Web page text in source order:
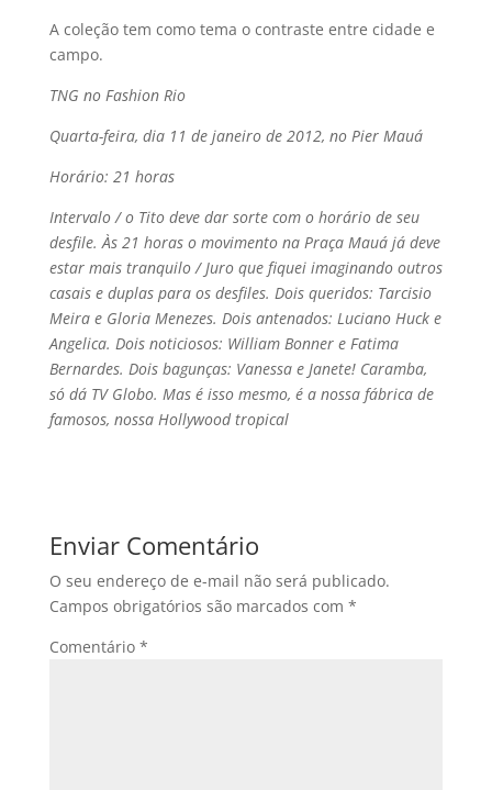
A coleção tem como tema o contraste entre cidade e
campo.
TNG no Fashion Rio
Quarta-feira, dia 11 de janeiro de 2012, no Pier Mauá
Horário: 21 horas
Intervalo / o Tito deve dar sorte com o horário de seu
desfile. Às 21 horas o movimento na Praça Mauá já deve
estar mais tranquilo / Juro que fiquei imaginando outros
casais e duplas para os desfiles. Dois queridos: Tarcisio
Meira e Gloria Menezes. Dois antenados: Luciano Huck e
Angelica. Dois noticiosos: William Bonner e Fatima
Bernardes. Dois bagunças: Vanessa e Janete! Caramba,
só dá TV Globo. Mas é isso mesmo, é a nossa fábrica de
famosos, nossa Hollywood tropical
Enviar Comentário
O seu endereço de e-mail não será publicado.
Campos obrigatórios são marcados com *
Comentário *